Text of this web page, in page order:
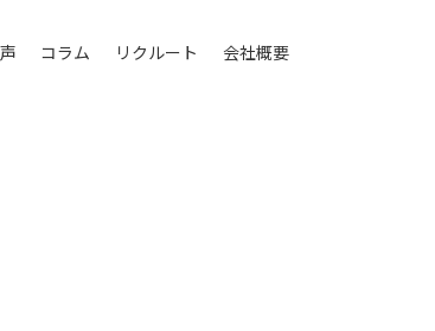
コラム リクルート 会社概要